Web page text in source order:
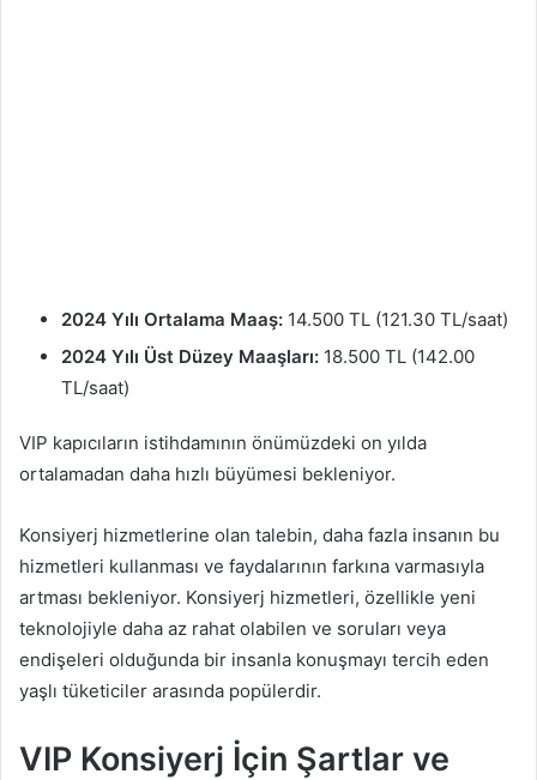
2024 Yılı Ortalama Maaş: 14.500 TL (121.30 TL/saat)
2024 Yılı Üst Düzey Maaşları: 18.500 TL (142.00
TL/saat)
VIP kapıcıların istihdamının önümüzdeki on yılda
ortalamadan daha hızlı büyümesi bekleniyor.
Konsiyerj hizmetlerine olan talebin, daha fazla insanın bu
hizmetleri kullanması ve faydalarının farkına varmasıyla
artması bekleniyor. Konsiyerj hizmetleri, özellikle yeni
teknolojiyle daha az rahat olabilen ve soruları veya
endişeleri olduğunda bir insanla konuşmayı tercih eden
yaşlı tüketiciler arasında popülerdir.
VIP Konsiyerj İçin Şartlar ve